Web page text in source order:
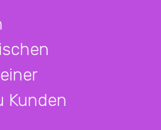
Kunden